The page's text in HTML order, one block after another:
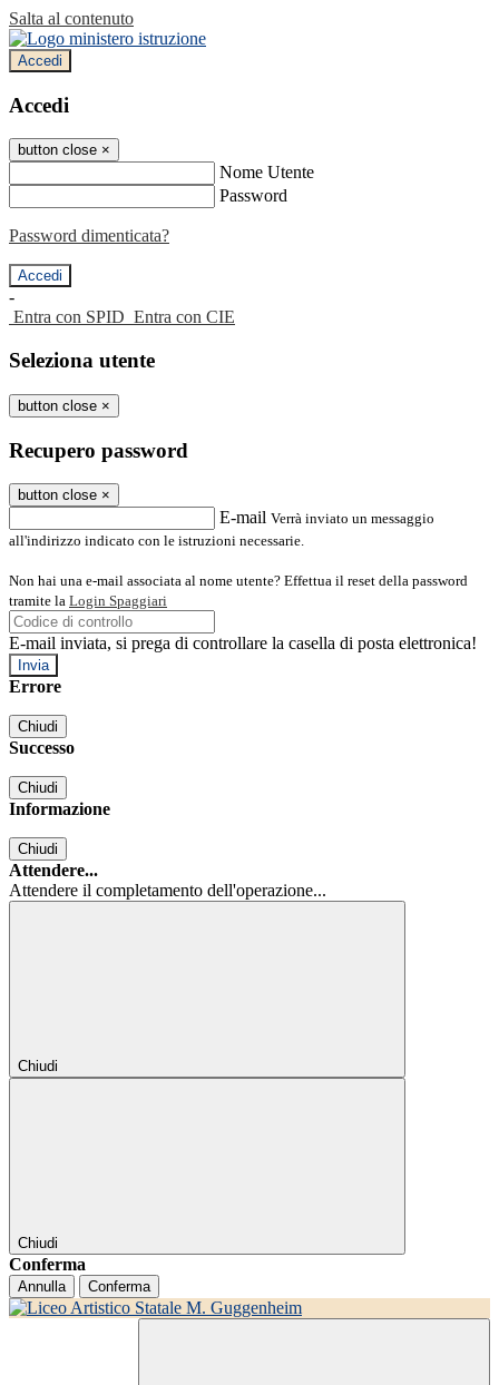
Salta al contenuto
Accedi
Accedi
button close ×
Nome Utente
Password
Password dimenticata?
-
Entra con SPID Entra con CIE
Seleziona utente
button close ×
Recupero password
button close ×
E-mail Verrà inviato un messaggio
all'indirizzo indicato con le istruzioni necessarie.
Non hai una e-mail associata al nome utente? Effettua il reset della password
tramite la Login Spaggiari
E-mail inviata, si prega di controllare la casella di posta elettronica!
Errore
Chiudi
Successo
Chiudi
Informazione
Chiudi
Attendere...
Attendere il completamento dell'operazione...
Chiudi
Chiudi
Conferma
Annulla Conferma